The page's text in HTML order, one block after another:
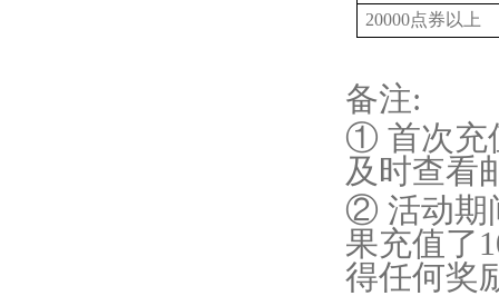
20000点券以上
备注:
① 首次充
及时查看
② 活动期
果充值了
得任何奖